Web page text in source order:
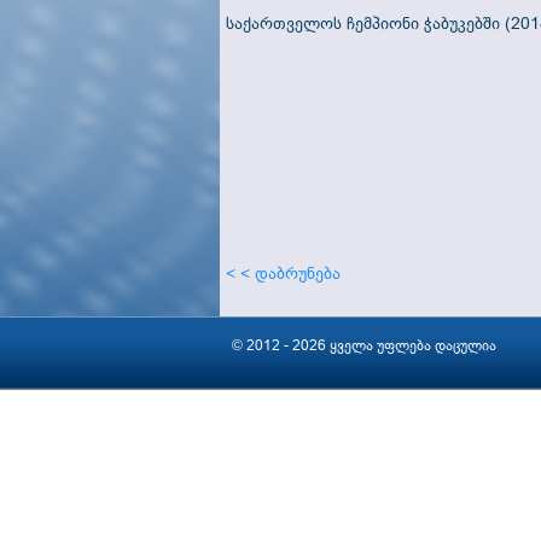
საქართველოს ჩემპიონი ჭაბუკებში
< < დაბრუნება
© 2012 - 2026 ყველა უფლება დაცულია